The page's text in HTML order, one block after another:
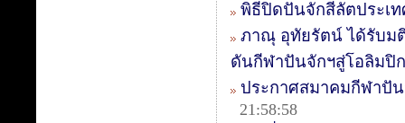
พิธีปิดปันจักสีลัตประเ
ภาณุ อุทัยรัตน์ ได้รับม
ดันกีฬาปันจักฯสู่โอลิมปิก
ประกาศสมาคมกีฬาปัน
21:58:58